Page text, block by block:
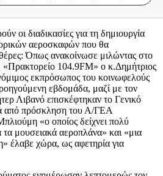
οι διαδικασίες για τη δημιουργία
αεροσκαφών που θα
Όπως ανακοίνωσε μιλώντας στο
104.9FM» ο κ.Δημήτριος
εκπρόσωπος του κοινωφελούς
εβδομάδα, μαζί με τον
Λιβανό επισκέφτηκαν το Γενικό
από πρόσκληση του Α/ΓΕΑ
«ο οποίος δείχνει πολύ
τα μουσειακά αεροπλάνα» και «μια
έλαβε χώρα, ως αφετηρία για